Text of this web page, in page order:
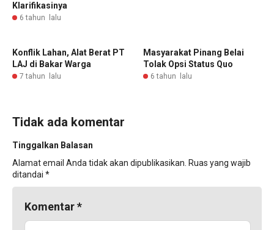
Klarifikasinya
6 tahun lalu
Konflik Lahan, Alat Berat PT
LAJ di Bakar Warga
7 tahun lalu
Masyarakat Pinang Belai
Tolak Opsi Status Quo
6 tahun lalu
Tidak ada komentar
Tinggalkan Balasan
Alamat email Anda tidak akan dipublikasikan. Ruas yang wajib
ditandai *
Komentar*